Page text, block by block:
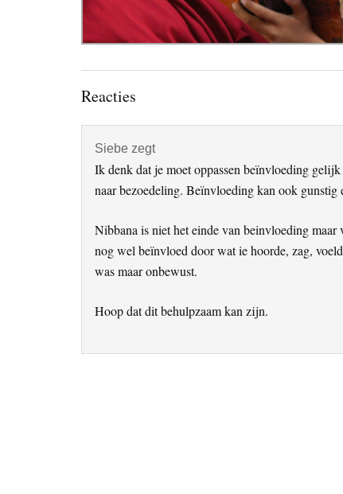
Lees
Reacties
Siebe zegt
Ik denk dat je moet oppassen beïnvloeding
naar bezoedeling. Beïnvloeding kan ook gunstig
Nibbana is niet het einde van beinvloeding
nog wel beïnvloed door wat ie hoorde, zag,
was maar onbewust.
Hoop dat dit behulpzaam kan zijn.